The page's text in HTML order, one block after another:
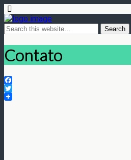
Contato
Facebook
Twitter